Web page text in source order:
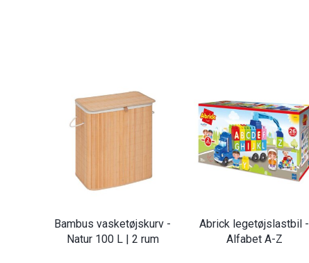
Bambus vasketøjskurv -
Natur 100 L | 2 rum
Abrick legetøjslastbil -
Alfabet A-Z